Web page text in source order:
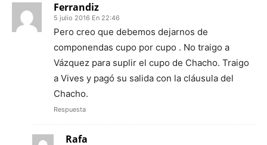
Ferrandiz
5 julio 2016 En 22:46
Pero creo que debemos dejarnos de
componendas cupo por cupo . No traigo a
Vázquez para suplir el cupo de Chacho. Traigo
a Vives y pagó su salida con la cláusula del
Chacho.
Respuesta
Rafa